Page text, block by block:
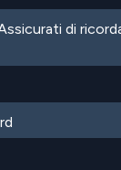
di